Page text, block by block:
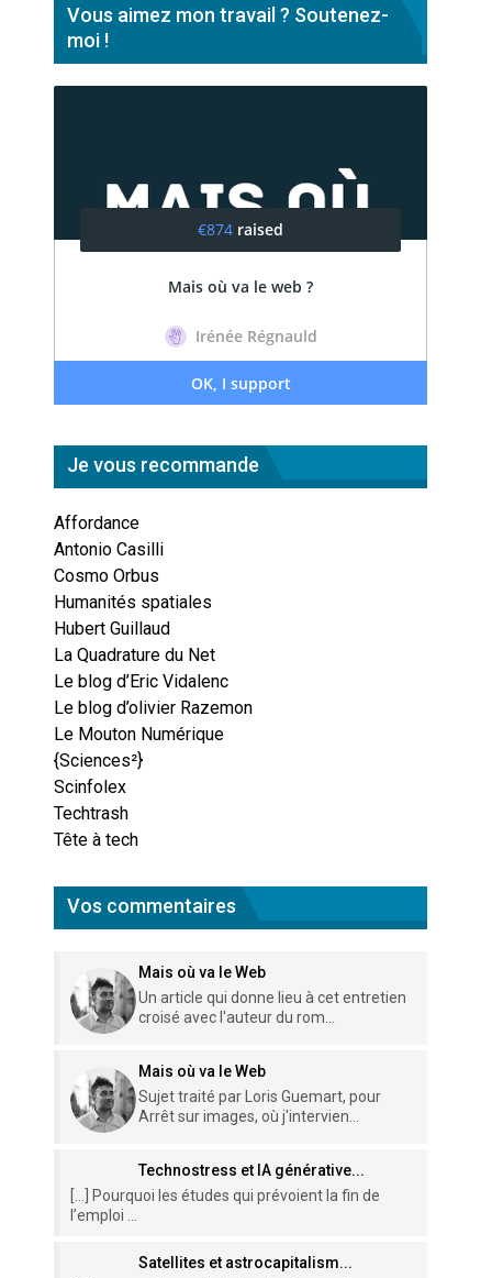
Vous aimez mon travail ? Soutenez-
moi !
Je vous recommande
Affordance
Antonio Casilli
Cosmo Orbus
Humanités spatiales
Hubert Guillaud
La Quadrature du Net
Le blog d’Eric Vidalenc
Le blog d’olivier Razemon
Le Mouton Numérique
{Sciences²}
Scinfolex
Techtrash
Tête à tech
Vos commentaires
Mais où va le Web
Un article qui donne lieu à cet entretien
croisé avec l'auteur du rom...
Mais où va le Web
Sujet traité par Loris Guemart, pour
Arrêt sur images, où j'intervien...
Technostress et IA générative...
[…] Pourquoi les études qui prévoient la fin de
l’emploi ...
Satellites et astrocapitalism...